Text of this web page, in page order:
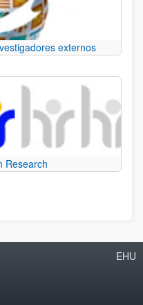
externos
Research
EHU